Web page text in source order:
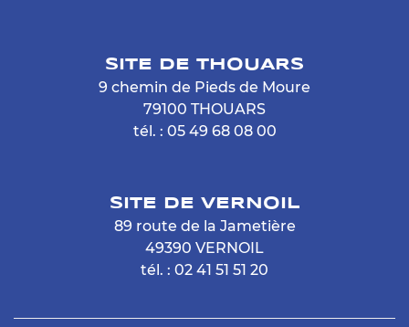
SITE DE THOUARS
9 chemin de Pieds de Moure
79100 THOUARS
tél. : 05 49 68 08 00
SITE DE VERNOIL
89 route de la Jametière
49390 VERNOIL
tél. : 02 41 51 51 20